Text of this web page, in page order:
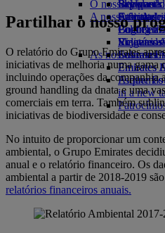
Bebidas
A nossa frota
Boeing
Emirates
Emirates
Emirates
O nosso planeta
Política
As nossas
Emirates
Airline
in a new
Skywards
Login em
Site para
Emirates
Cancelar
Viagens
Sobre a
Partilhar o nosso
O relatório do Grupo Emirates
iniciativas de melhoria numa gama
incluindo operações da companhia
ground handling da dnata e uma
comerciais em terra. Também
iniciativas de biodiversidade e
No intuito de proporcionar um
ambiental, o Grupo Emirates
anual e o relatório financeiro. Os
ambiental a partir de 2018-2019
relatórios financeiros anuais.